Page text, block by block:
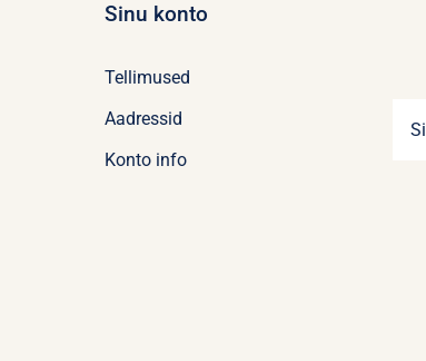
Sinu konto
Tellimused
Aadressid
Konto info